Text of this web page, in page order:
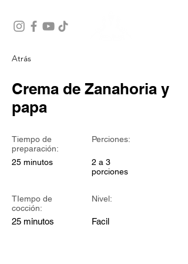
Atrás
Crema de Zanahoria y
papa
Tiempo de
preparación:
25 minutos
TIempo de
cocción:
25 minutos
Perciones:
2 a 3
porciones
Nivel:
Facil